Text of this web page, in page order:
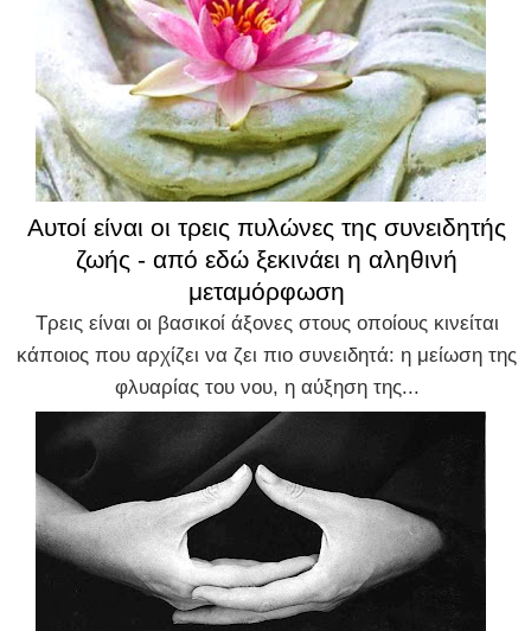
Αυτοί είναι οι τρεις πυλώνες της συνειδητής
ζωής - από εδώ ξεκινάει η αληθινή
μεταμόρφωση
Τρεις είναι οι βασικοί άξονες στους οποίους κινείται
κάποιος που αρχίζει να ζει πιο συνειδητά: η μείωση της
φλυαρίας του νου, η αύξηση της...